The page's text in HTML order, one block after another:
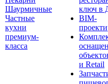
Шаурмичные
Частные
кухни
премиум-
класса
ключ в
BIM-
и Retail